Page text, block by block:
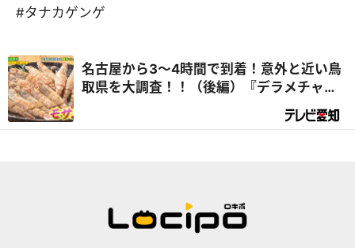
#タナカゲンゲ
名古屋から3～4時間で到着！意外と近い鳥
取県を大調査！！（後編）『デラメチャ気